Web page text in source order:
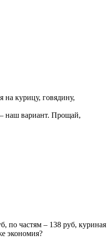
на курицу, говядину,
наш вариант. Прощай,
по частям – 138 руб, куриная
экономия?